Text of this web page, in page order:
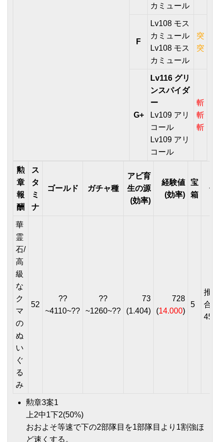
カミュール
F
Lv108 モス
カミュール
Lv108 モス
カミュール
突
突
G+
Lv116 グリ
ンスパイダ
ー
Lv109 アリ
コール
Lv109 アリ
コール
斬
斬
斬
勲
章
報
酬
ス
タ
ミ
ナ
ゴールド ガチャ種
アビ育
生の源
(効率)
経験値
(効率)
宝
箱
備
華
霊
石/
高
級
な
ク
マ
の
ぬ
い
ぐ
る
み
52
??
~4110~??
??
~1260~??
73
(1.404)
728
(14.000)
5
推
合
勲章3案1
上2中1下2(50%)
おおよそ等速で下の2部隊目を1部隊目より1割強ほ
ど速くする。